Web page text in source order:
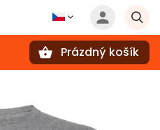
Prázdný košík